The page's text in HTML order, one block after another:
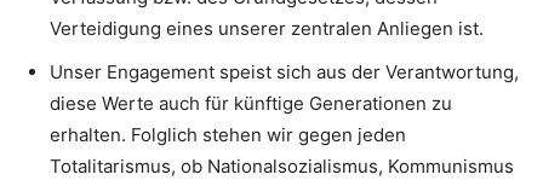
Verteidigung eines unserer zentralen Anliegen ist.
Unser Engagement speist sich aus der Verantwortung,
diese Werte auch für künftige Generationen zu
erhalten. Folglich stehen wir gegen jeden
Totalitarismus, ob Nationalsozialismus, Kommunismus